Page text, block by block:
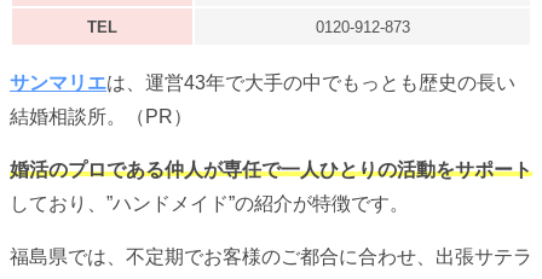
TEL 0120-912-873
サンマリエは、運営43年で大手の中でもっとも歴史の長い
結婚相談所。（PR）
婚活のプロである仲人が専任で一人ひとりの活動をサポート
しており、”ハンドメイド”の紹介が特徴です。
福島県では、不定期でお客様のご都合に合わせ、出張サテラ